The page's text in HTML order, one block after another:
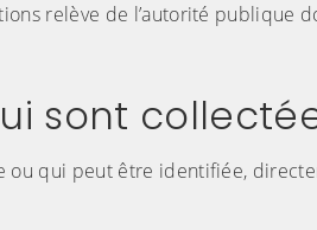
relève de l’autorité publique
sont
ou qui peut être identifiée,